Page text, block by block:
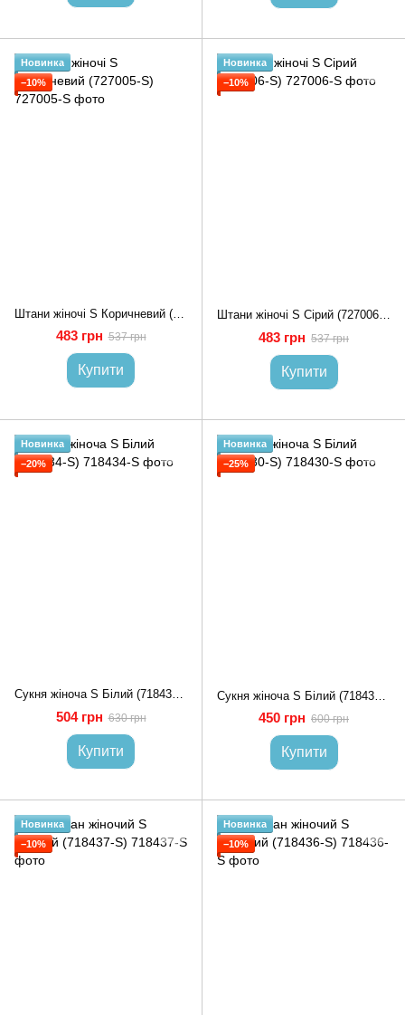
Новинка
−10%
483 грн 537 грн
Купити
Новинка
−10%
Штани жіночі S Сірий (727006-S)
483 грн 537 грн
Купити
Новинка
−20%
Сукня жіноча S Білий (718434-S)
504 грн 630 грн
Купити
Новинка
−25%
450 грн 600 грн
Купити
Новинка
−10%
Новинка
−10%